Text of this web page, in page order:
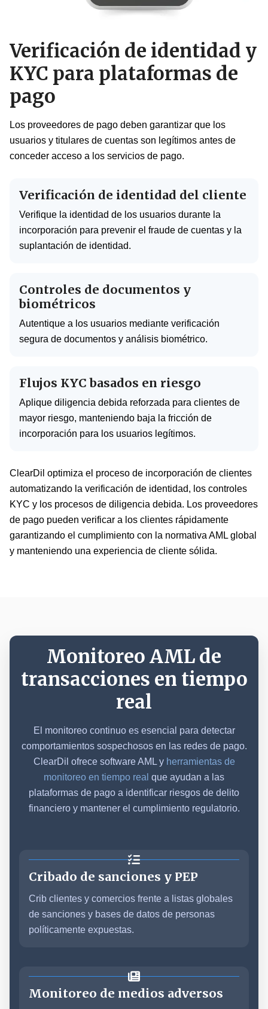
Verificación de identidad y
KYC para plataformas de
pago
Los proveedores de pago deben garantizar que los
usuarios y titulares de cuentas son legítimos antes de
conceder acceso a los servicios de pago.
Verificación de identidad del cliente
Verifique la identidad de los usuarios durante la
incorporación para prevenir el fraude de cuentas y la
suplantación de identidad.
Controles de documentos y
biométricos
Autentique a los usuarios mediante verificación
segura de documentos y análisis biométrico.
Flujos KYC basados en riesgo
Aplique diligencia debida reforzada para clientes de
mayor riesgo, manteniendo baja la fricción de
incorporación para los usuarios legítimos.
ClearDil optimiza el proceso de incorporación de clientes
automatizando la verificación de identidad, los controles
KYC y los procesos de diligencia debida. Los proveedores
de pago pueden verificar a los clientes rápidamente
garantizando el cumplimiento con la normativa AML global
y manteniendo una experiencia de cliente sólida.
Monitoreo AML de
transacciones en tiempo
real
El monitoreo continuo es esencial para detectar
comportamientos sospechosos en las redes de pago.
ClearDil ofrece software AML y herramientas de
monitoreo en tiempo real que ayudan a las
plataformas de pago a identificar riesgos de delito
financiero y mantener el cumplimiento regulatorio.
Cribado de sanciones y PEP
Crib clientes y comercios frente a listas globales
de sanciones y bases de datos de personas
políticamente expuestas.
Monitoreo de medios adversos